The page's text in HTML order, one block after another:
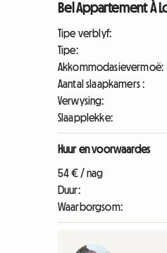
Bel Appartement À
Tipe verblyf:
Tipe:
Akkommodasievermoë:
Aantal slaapkamers :
Verwysing:
Slaapplekke:
Huur en voorwaardes
54 € / nag
Duur:
Waarborgsom: